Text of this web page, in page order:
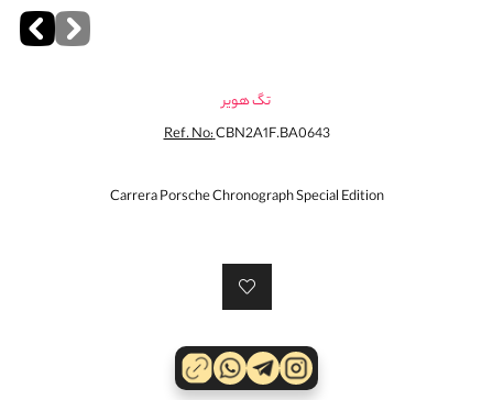
تگ هویر
Ref. No:CBN2A1F.BA0643
Carrera Porsche Chronograph Special Edition